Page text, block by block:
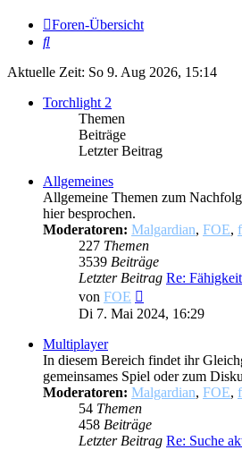
Foren-Übersicht
Suche
Aktuelle Zeit: So 9. Aug 2026, 15:14
Torchlight 2
Themen
Beiträge
Letzter Beitrag
Allgemeines
Allgemeine Themen zum
hier besprochen.
Moderatoren: Malgardian, FOE,
227 Themen
3539 Beiträge
Letzter Beitrag Re:
von FOE
Beitrag
Di 7. Mai 2024, 16:29
Multiplayer
In diesem Bereich findet ihr
gemeinsames Spiel oder zum
Moderatoren: Malgardian, FOE,
54 Themen
458 Beiträge
Letzter Beitrag Re: Suche